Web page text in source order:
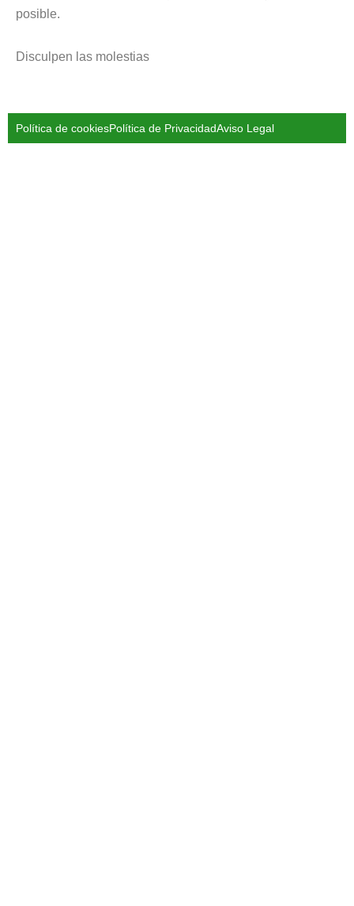
posible.
Disculpen las molestias
Política de cookiesPolítica de PrivacidadAviso Legal